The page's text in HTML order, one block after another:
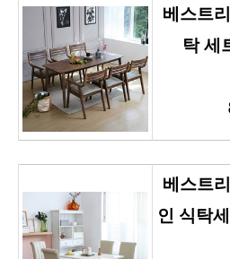
베스트
탁 세
베스트
인 식탁